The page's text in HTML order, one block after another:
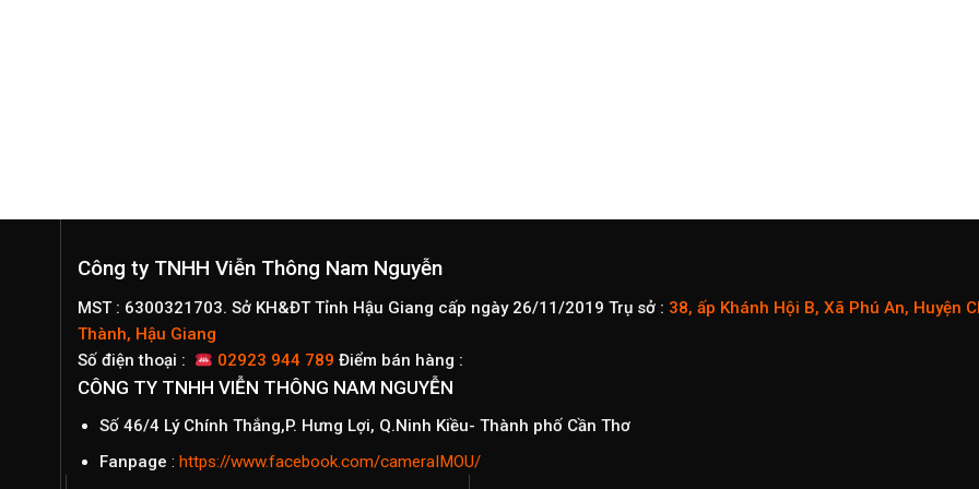
Công ty TNHH Viễn Thông Nam Nguyễn
MST : 6300321703. Sở KH&ĐT Tỉnh Hậu Giang cấp ngày 26/11/2019 Trụ sở : 38, ấp Khánh Hội B, Xã Phú An, Huyện
Thành, Hậu Giang
Số điện thoại :
02923 944 789 Điểm bán hàng :
CÔNG TY TNHH VIỄN THÔNG NAM NGUYỄN
Số 46/4 Lý Chính Thắng,P. Hưng Lợi, Q.Ninh Kiều- Thành phố Cần Thơ
Fanpage : https://www.facebook.com/cameraIMOU/